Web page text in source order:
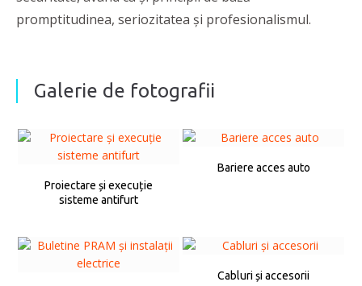
promptitudinea, seriozitatea și profesionalismul.
Galerie de fotografii
Proiectare și execuție
sisteme antifurt
Bariere acces auto
Cabluri și accesorii